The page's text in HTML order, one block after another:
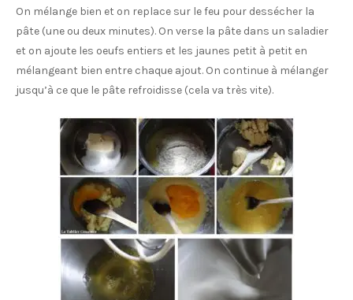
On mélange bien et on replace sur le feu pour dessécher la
pâte (une ou deux minutes). On verse la pâte dans un saladier
et on ajoute les oeufs entiers et les jaunes petit à petit en
mélangeant bien entre chaque ajout. On continue à mélanger
jusqu’à ce que le pâte refroidisse (cela va très vite).